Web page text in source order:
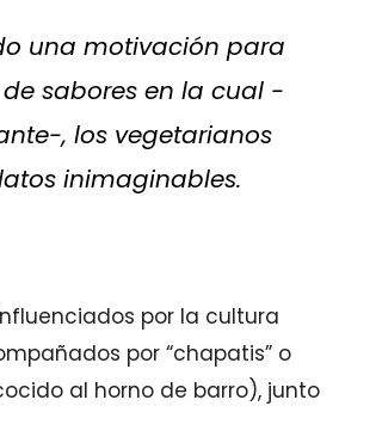
una motivación para
sabores en la cual -
, los vegetarianos
inimaginables.
por la cultura
por “chapatis” o
al horno de barro), junto
imprevisto es algo que nos hace
sentir tranquilos. Y no solo a
nosotros nos da tranquilidad, sino
también a nuestras familias y